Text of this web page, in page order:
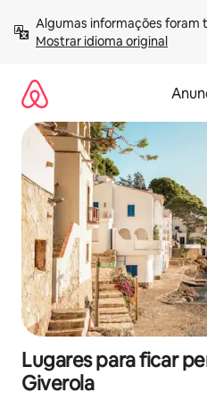
para
Mostrar idioma original
Lugares para ficar
Giverola